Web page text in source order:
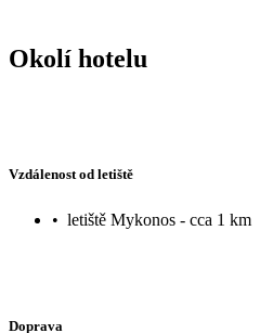
Okolí hotelu
Vzdálenost od letiště
• letiště Mykonos - cca 1 km
Doprava